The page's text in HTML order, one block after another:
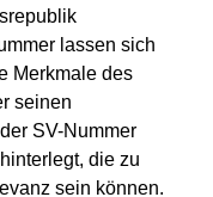
lassen sich
Merkmale des
seinen
SV-Nummer
die zu
sein können.